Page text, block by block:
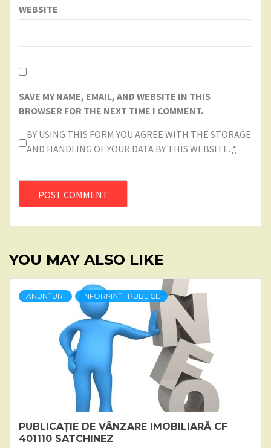
WEBSITE
SAVE MY NAME, EMAIL, AND WEBSITE IN THIS
BROWSER FOR THE NEXT TIME I COMMENT.
BY USING THIS FORM YOU AGREE WITH THE STORAGE
AND HANDLING OF YOUR DATA BY THIS WEBSITE. *
YOU MAY ALSO LIKE
ANUNȚURI INFORMAȚII PUBLICE
PUBLICAȚIE DE VÂNZARE IMOBILIARĂ CF
401110 SATCHINEZ